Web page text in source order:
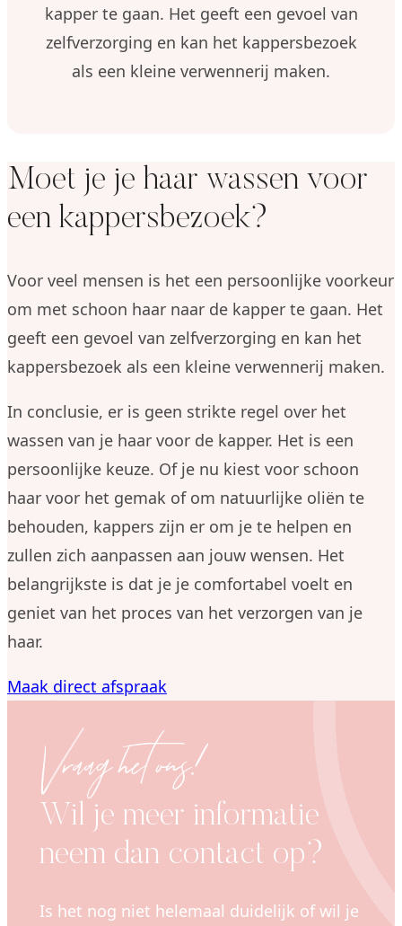
kapper te gaan. Het geeft een gevoel van
zelfverzorging en kan het kappersbezoek
als een kleine verwennerij maken.
Moet je je haar wassen voor
een kappersbezoek?
Voor veel mensen is het een persoonlijke voorkeur
om met schoon haar naar de kapper te gaan. Het
geeft een gevoel van zelfverzorging en kan het
kappersbezoek als een kleine verwennerij maken.
In conclusie, er is geen strikte regel over het
wassen van je haar voor de kapper. Het is een
persoonlijke keuze. Of je nu kiest voor schoon
haar voor het gemak of om natuurlijke oliën te
behouden, kappers zijn er om je te helpen en
zullen zich aanpassen aan jouw wensen. Het
belangrijkste is dat je je comfortabel voelt en
geniet van het proces van het verzorgen van je
haar.
Maak direct afspraak
Vraag het ons!
Wil je meer informatie
neem dan contact op?
Is het nog niet helemaal duidelijk of wil je